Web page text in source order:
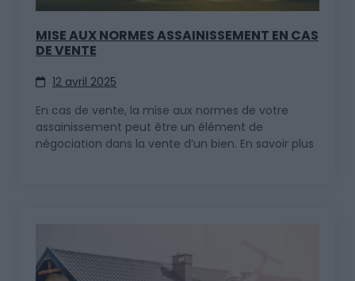
MISE AUX NORMES ASSAINISSEMENT EN CAS
DE VENTE
12 avril 2025
En cas de vente, la mise aux normes de votre
assainissement peut être un élément de
négociation dans la vente d’un bien. En savoir plus